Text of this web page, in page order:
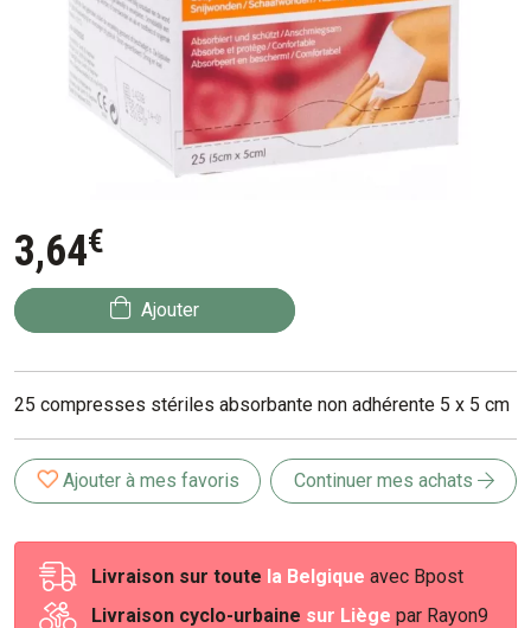
3,64€
Ajouter
25 compresses stériles absorbante non adhérente 5 x 5 cm
Ajouter à mes favoris Continuer mes achats
Livraison sur toute la Belgique avec Bpost
Livraison cyclo-urbaine sur Liège par Rayon9